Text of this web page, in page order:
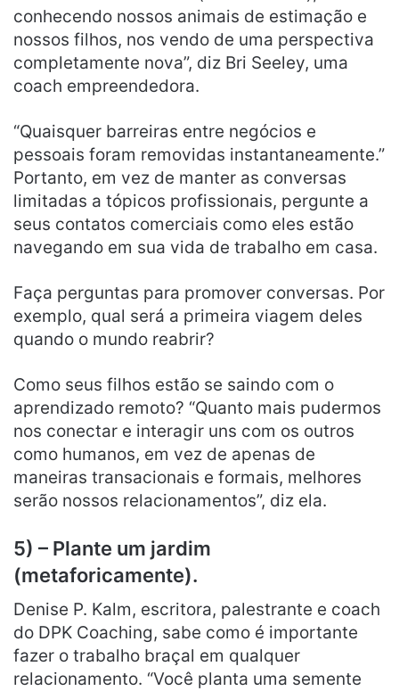
conhecendo nossos animais de estimação e
nossos filhos, nos vendo de uma perspectiva
completamente nova”, diz Bri Seeley, uma
coach empreendedora.
“Quaisquer barreiras entre negócios e
pessoais foram removidas instantaneamente.”
Portanto, em vez de manter as conversas
limitadas a tópicos profissionais, pergunte a
seus contatos comerciais como eles estão
navegando em sua vida de trabalho em casa.
Faça perguntas para promover conversas. Por
exemplo, qual será a primeira viagem deles
quando o mundo reabrir?
Como seus filhos estão se saindo com o
aprendizado remoto? “Quanto mais pudermos
nos conectar e interagir uns com os outros
como humanos, em vez de apenas de
maneiras transacionais e formais, melhores
serão nossos relacionamentos”, diz ela.
5) – Plante um jardim
(metaforicamente).
Denise P. Kalm, escritora, palestrante e coach
do DPK Coaching, sabe como é importante
fazer o trabalho braçal em qualquer
relacionamento. “Você planta uma semente